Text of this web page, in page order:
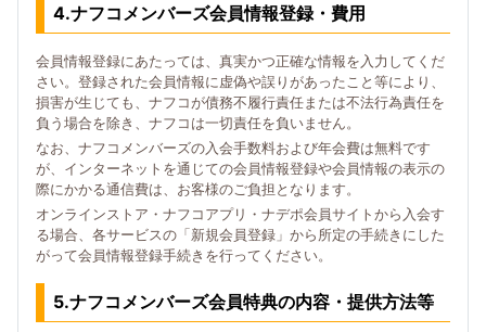
4.ナフコメンバーズ会員情報登録・費用
会員情報登録にあたっては、真実かつ正確な情報を入力してくだ
さい。登録された会員情報に虚偽や誤りがあったこと等により、
損害が生じても、ナフコが債務不履行責任または不法行為責任を
負う場合を除き、ナフコは一切責任を負いません。
なお、ナフコメンバーズの入会手数料および年会費は無料です
が、インターネットを通じての会員情報登録や会員情報の表示の
際にかかる通信費は、お客様のご負担となります。
オンラインストア・ナフコアプリ・ナデポ会員サイトから入会す
る場合、各サービスの「新規会員登録」から所定の手続きにした
がって会員情報登録手続きを行ってください。
5.ナフコメンバーズ会員特典の内容・提供方法等